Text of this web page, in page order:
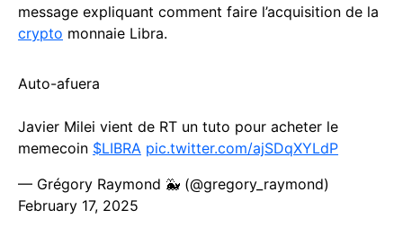
message expliquant comment faire l’acquisition de la
crypto monnaie Libra.
Auto-afuera
Javier Milei vient de RT un tuto pour acheter le
memecoin $LIBRA pic.twitter.com/ajSDqXYLdP
— Grégory Raymond 🐳 (@gregory_raymond)
February 17, 2025